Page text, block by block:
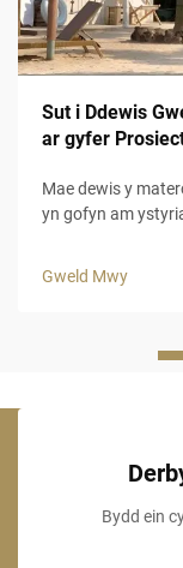
Sut i Ddewis
ar gyfer
Mae dewis y
yn gofyn am
ymddangosiad
Gweld Mwy
Bydd ein